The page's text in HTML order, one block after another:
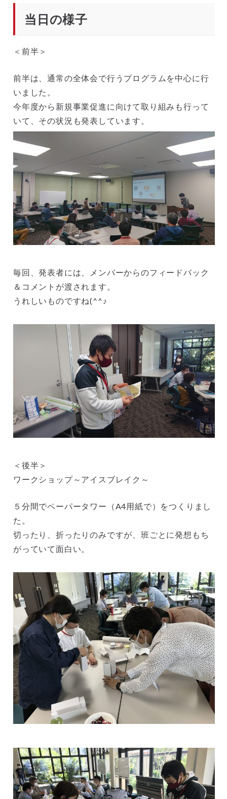
当日の様子
＜前半＞
前半は、通常の全体会で行うプログラムを中心に行
いました。
今年度から新規事業促進に向けて取り組みも行って
いて、その状況も発表しています。
毎回、発表者には、メンバーからのフィードバック
＆コメントが渡されます。
うれしいものですね(^^♪
＜後半＞
ワークショップ～アイスブレイク～
５分間でペーパータワー（A4用紙で）をつくりまし
た。
切ったり、折ったりのみですが、班ごとに発想もち
がっていて面白い。